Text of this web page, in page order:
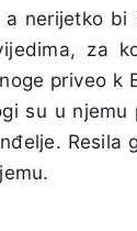
nerijetko
za
priveo k
su u njemu
Resila